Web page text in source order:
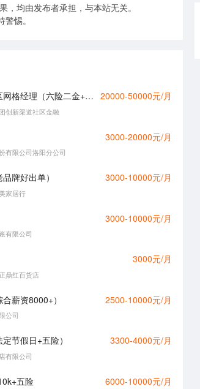
均由发布者承担，与本站无关。
惕。
理（六险二金+内勤双编制） 20000-50000元/月
创新渠道社区金融
3000-20000元/月
有限公司洛阳分公司
牌好出单） 3000-10000元/月
家居行
3000-10000元/月
有限公司
3000元/月
鼎红百货店
薪资8000+） 2500-10000元/月
公司
节假日+五险） 3300-4000元/月
有限公司
五险 6000-10000元/月